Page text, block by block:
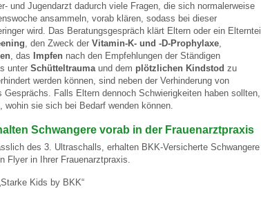
und Jugendarzt dadurch viele Fragen, die sich normalerweise
ansammeln, vorab klären, sodass bei dieser
wird. Das Beratungsgespräch klärt Eltern oder ein Elternteil
, den Zweck der Vitamin-K- und -D-Prophylaxe,
, das Impfen nach den Empfehlungen der Ständigen
unter Schütteltraumaund dem plötzlichen Kindstod zu
werden können, sind neben der Verhinderung von
Gesprächs. Falls Eltern dennoch Schwierigkeiten haben sollten,
wohin sie sich bei Bedarf wenden können.
Schwangere vorab in der Frauenarztpraxis
des 3. Ultraschalls, erhalten BKK-Versicherte Schwangere
Flyer in Ihrer Frauenarztpraxis.
Kids by BKK“